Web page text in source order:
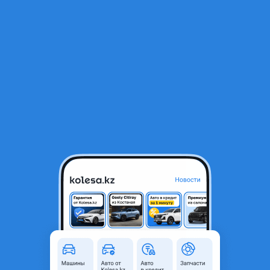
Двигатель evotech А-275
Астана, Акмолинская